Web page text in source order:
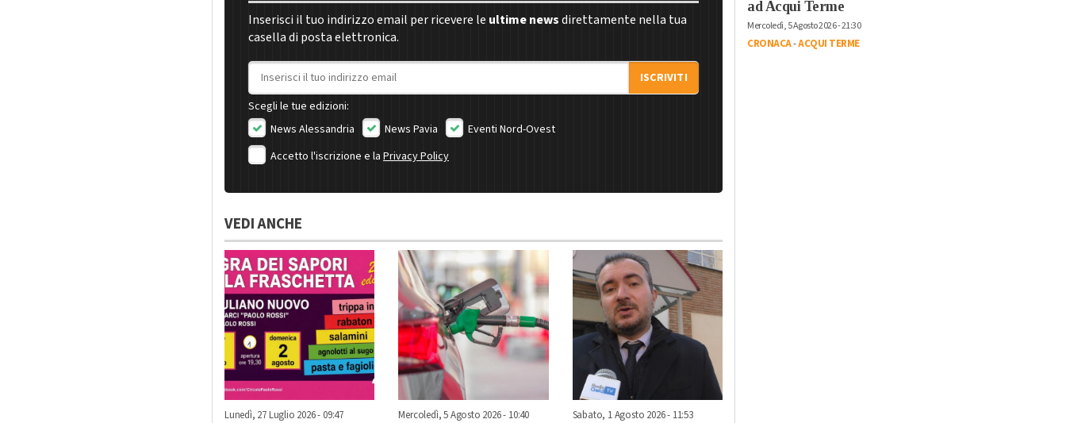
Inserisci il tuo indirizzo email per ricevere le ultime newsdirettamente nella tua
casella di posta elettronica.
Indirizzo email
ISCRIVITI
Scegli le tue edizioni:
News Alessandria
News Pavia
Eventi Nord-Ovest
Accetto l'iscrizione e la Privacy Policy
VEDI ANCHE
Lunedì, 27 Luglio 2026 - 09:47
Mercoledì, 5 Agosto 2026 - 10:40
Sabato, 1 Agosto 2026 - 11:53
ad Acqui Terme
Mercoledì, 5 Agosto 2026 - 21:30
CRONACA-ACQUI TERME